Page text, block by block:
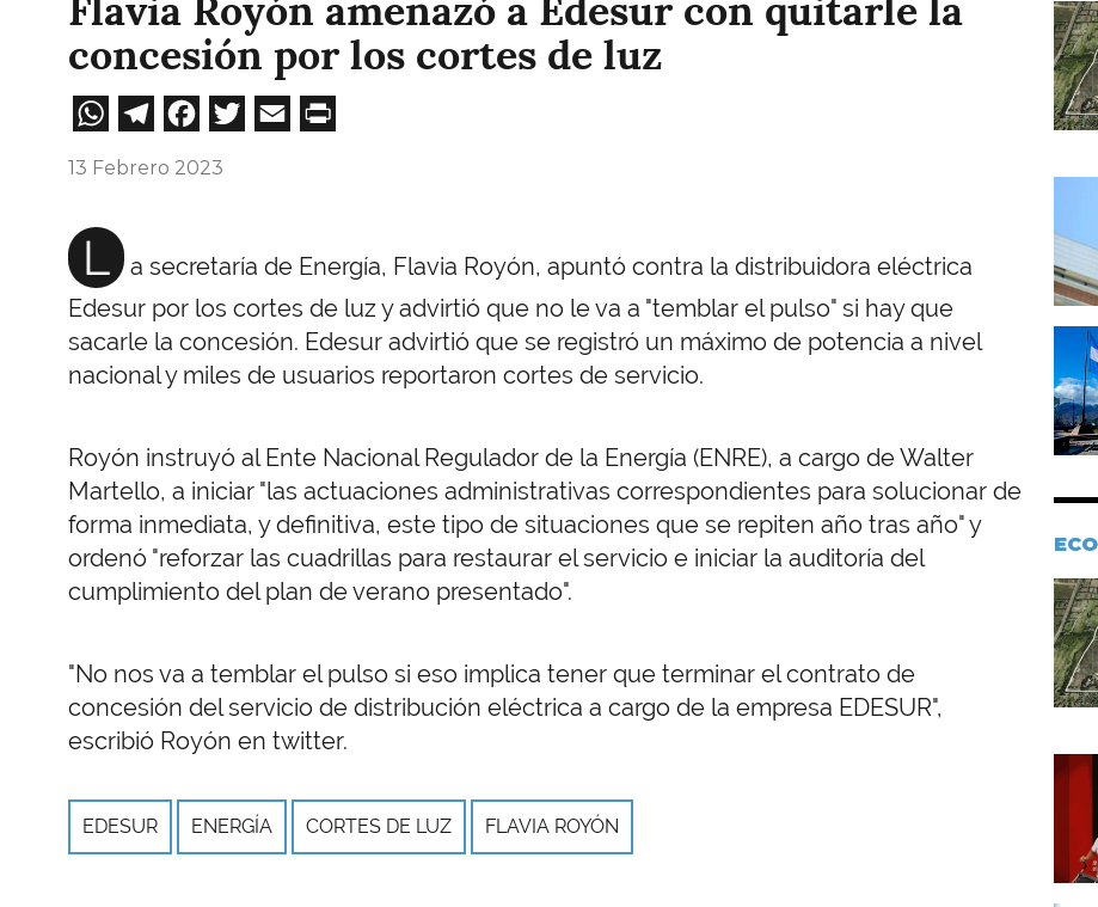
Flavia Royón amenazó a Edesur con quitarle la
concesión por los cortes de luz
WhatsApp
Telegram
Facebook
Twitter
Email
13 Febrero 2023
L
a secretaría de Energía, Flavia Royón, apuntó contra la distribuidora eléctrica
Edesur por los cortes de luz y advirtió que no le va a "temblar el pulso" si hay que
sacarle la concesión. Edesur advirtió que se registró un máximo de potencia a nivel
nacional y miles de usuarios reportaron cortes de servicio.
Royón instruyó al Ente Nacional Regulador de la Energía (ENRE), a cargo de Walter
Martello, a iniciar "las actuaciones administrativas correspondientes para solucionar de
forma inmediata, y definitiva, este tipo de situaciones que se repiten año tras año" y
ordenó "reforzar las cuadrillas para restaurar el servicio e iniciar la auditoría del
cumplimiento del plan de verano presentado".
"No nos va a temblar el pulso si eso implica tener que terminar el contrato de
concesión del servicio de distribución eléctrica a cargo de la empresa EDESUR",
escribió Royón en twitter.
EDESUR ENERGÍA CORTES DE LUZ FLAVIA ROYÓN